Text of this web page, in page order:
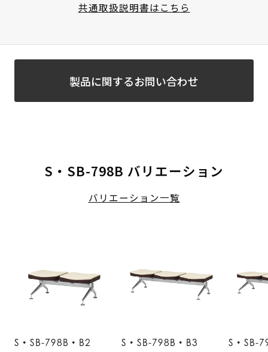
共通取扱説明書はこちら
製品に関するお問い合わせ
S・SB-798B バリエーション
バリエーション一覧
S・SB-798B・B2 S・SB-798B・B3 S・SB-